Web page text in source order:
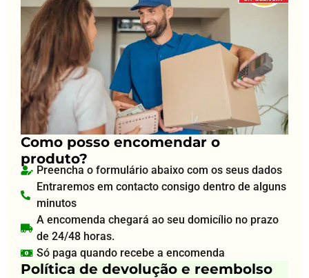
Como posso encomendar o
produto?
Preencha o formulário abaixo com os seus dados
Entraremos em contacto consigo dentro de alguns
minutos
A encomenda chegará ao seu domicílio no prazo
de 24/48 horas.
Só paga quando recebe a encomenda
Política de devolução e reembolso